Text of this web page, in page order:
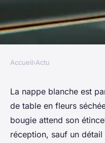
Top raisons
autocar avec
Suzanne•26/05/2026
Accueil›Actu
La nappe blanche est
de table en fleurs
bougie attend son
réception, sauf un